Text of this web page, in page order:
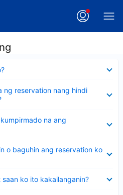
ng reservation nang hindi
na ang
o baguhin ang reservation ko
ko ito kakailanganin?